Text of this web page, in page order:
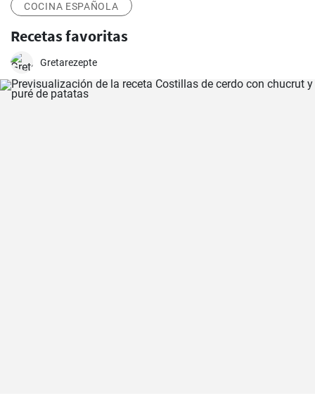
COCINA ESPAÑOLA
Recetas favoritas
Gretarezepte